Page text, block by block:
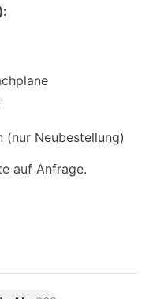
Neubestellung)
auf Anfrage.